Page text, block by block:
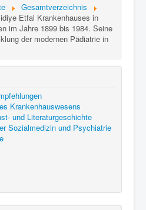
Gesamtverzeichnis
Etfal Krankenhauses in
im Jahre 1899 bis 1984. Seine
der modernen Pädiatrie in
Krankenhauswesens
und Literaturgeschichte
Sozialmedizin und Psychiatrie